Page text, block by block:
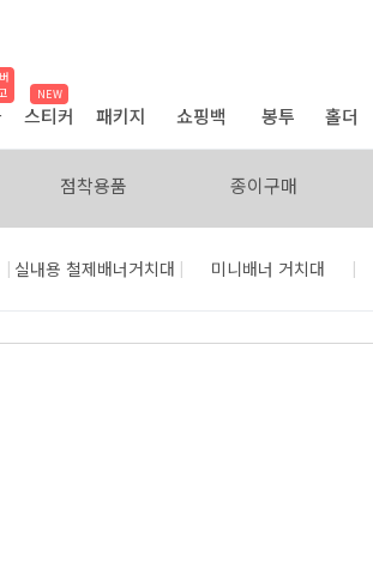
NEW
스티커 패키지 쇼핑백 봉투 홀더
점착용품 종이구매
| 실내용 철제배너거치대 | 미니배너 거치대 |